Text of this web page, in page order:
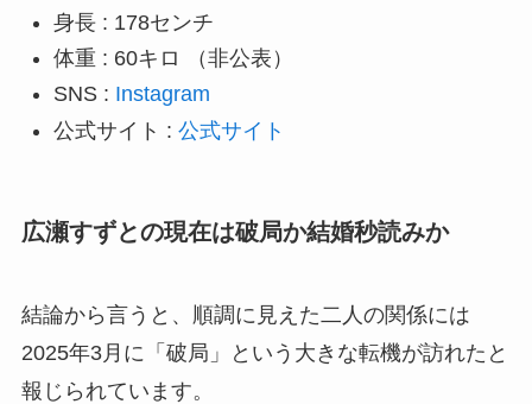
身長 : 178センチ
体重 : 60キロ （非公表）
SNS : Instagram
公式サイト : 公式サイト
広瀬すずとの現在は破局か結婚秒読みか
結論から言うと、順調に見えた二人の関係には
2025年3月に「破局」という大きな転機が訪れたと
報じられています。